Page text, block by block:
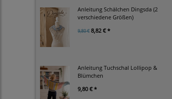
Anleitung Schälchen Dingsda (2
verschiedene Größen)
9,80 € 8,82 € *
Anleitung Tuchschal Lollipop &
Blümchen
9,80 € *